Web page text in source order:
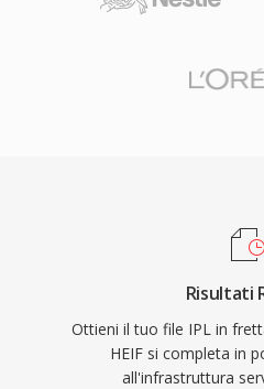
Risultati
Ottieni il tuo file IPL in
HEIF si completa in
all'infrastruttura